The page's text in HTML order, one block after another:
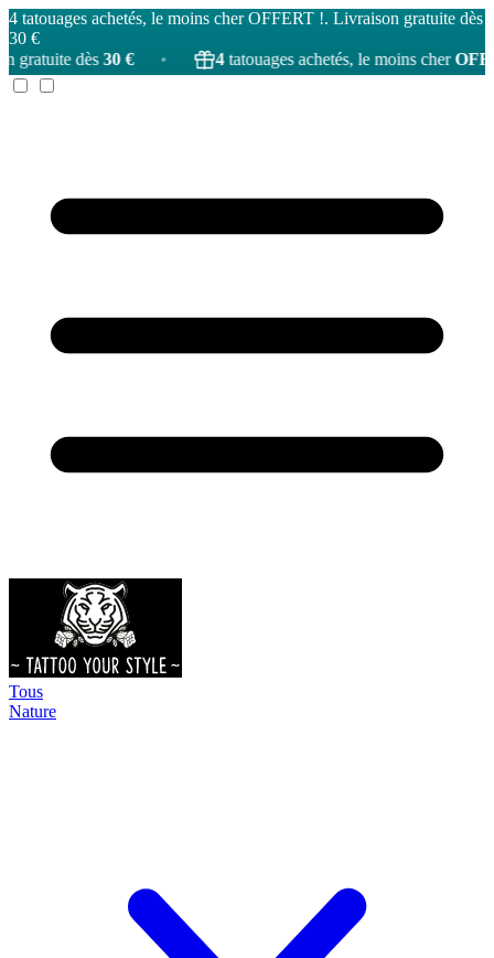
4 tatouages achetés, le moins cher OFFERT !. Livraison gratuite dès
30 €
30 € • 4tatouages achetés, le moins cher OFFERT! •
Tous
Nature